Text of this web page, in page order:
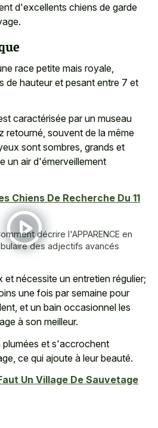
d'excellents chiens de garde
race petite mais royale,
de hauteur et pesant entre 7 et
caractérisée par un museau
retourné, souvent de la même
sont sombres, grands et
un air d'émerveillement
Chiens De Recherche Du 11
décrire l'APPARENCE en
des adjectifs avancés
et nécessite un entretien régulier;
une fois par semaine pour
et un bain occasionnel les
à son meilleur.
plumées et s'accrochent
ce qui ajoute à leur beauté.
Un Village De Sauvetage